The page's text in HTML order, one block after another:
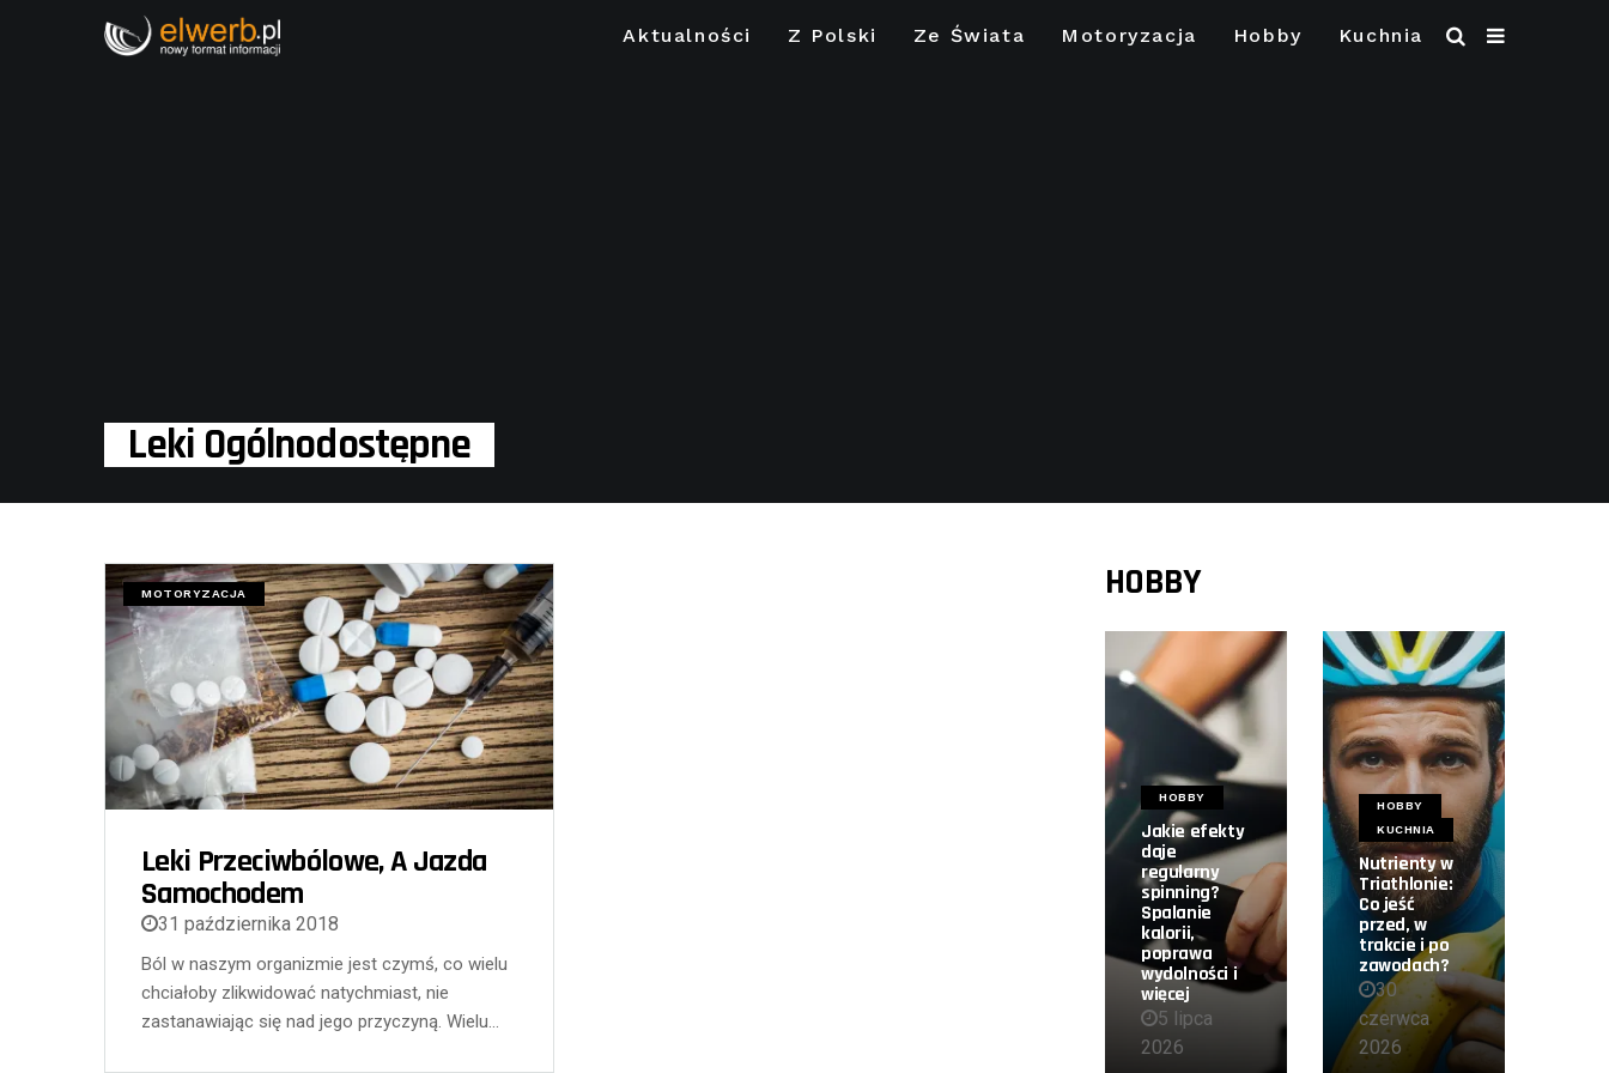
Aktualności Z Polski Ze Świata Motoryzacja Hobby Kuchnia
Leki Ogólnodostępne
MOTORYZACJA
Leki Przeciwbólowe, A Jazda
Samochodem
31 października 2018
Ból w naszym organizmie jest czymś, co wielu
chciałoby zlikwidować natychmiast, nie
zastanawiając się nad jego przyczyną. Wielu…
HOBBY
HOBBY
Jakie efekty
daje
regularny
spinning?
Spalanie
kalorii,
poprawa
wydolności i
więcej
5 lipca
2026
HOBBY
KUCHNIA
Nutrienty w
Triathlonie:
Co jeść
przed, w
trakcie i po
zawodach?
30
czerwca
2026